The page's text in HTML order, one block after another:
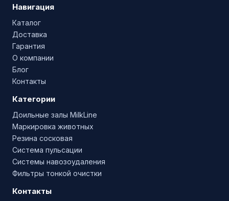
Навигация
Каталог
Доставка
Гарантия
О компании
Блог
Контакты
Категории
Доильные залы MilkLine
Маркировка животных
Резина сосковая
Система пульсации
Системы навозоудаления
Фильтры тонкой очистки
Контакты